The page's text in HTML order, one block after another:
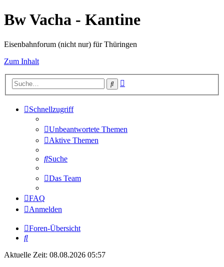
Bw Vacha - Kantine
Eisenbahnforum (nicht nur) für Thüringen
Zum Inhalt
Suche
Schnellzugriff
Unbeantwortete Themen
Aktive Themen
Suche
Das Team
FAQ
Anmelden
Foren-Übersicht
Suche
Aktuelle Zeit: 08.08.2026 05:57